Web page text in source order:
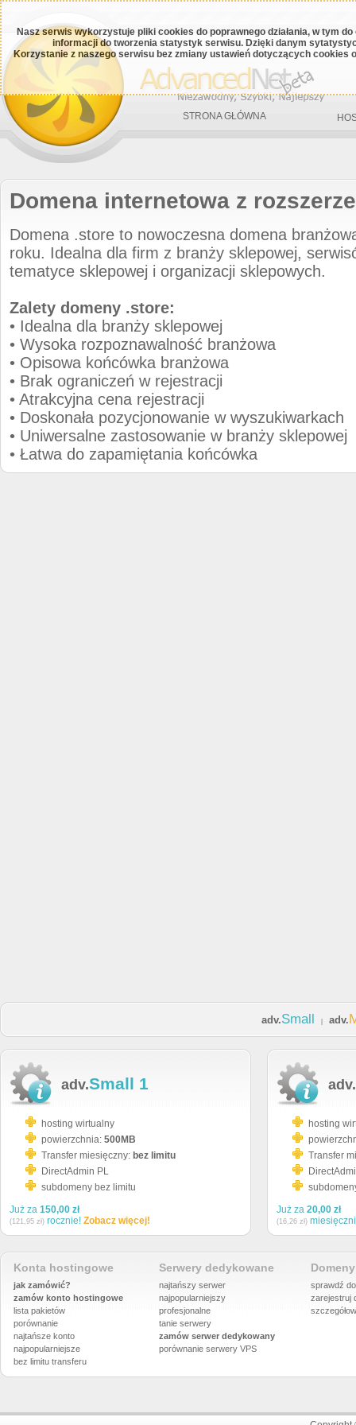
Nasz serwis wykorzystuje pliki cookies do poprawnego działania, w tym
informacji do tworzenia statystyk serwisu. Dzięki danym
Korzystanie z naszego serwisu bez zmiany ustawień dotyczących cookies
STRONA GŁÓWNA
Domena internetowa z
Domena .store to nowoczesna domena
roku. Idealna dla firm z branży sklepowej,
tematyce sklepowej i organizacji sklepowych.
Zalety domeny .store:
• Idealna dla branży sklepowej
• Wysoka rozpoznawalność branżowa
• Opisowa końcówka branżowa
• Brak ograniczeń w rejestracji
• Atrakcyjna cena rejestracji
• Doskonała pozycjonowanie w wyszukiwarkach
• Uniwersalne zastosowanie w branży sklepowej
• Łatwa do zapamiętania końcówka
adv.Small adv.
adv.Small 1
hosting wirtualny
powierzchnia: 500MB
Transfer miesięczny: bez limitu
DirectAdmin PL
subdomeny bez limitu
Już za 150,00 zł
(121,95 zł) rocznie! Zobacz więcej!
adv.
hosting
Transfer
Już za 20,00 zł
(16,26 zł)
Konta hostingowe
jak zamówić?
zamów konto hostingowe
lista pakietów
porównanie
najtańsze konto
najpopularniejsze
bez limitu transferu
Serwery dedykowane
najtańszy serwer
najpopularniejszy
profesjonalne
tanie serwery
zamów serwer dedykowany
porównanie serwery VPS
sprawdź
zarejestruj